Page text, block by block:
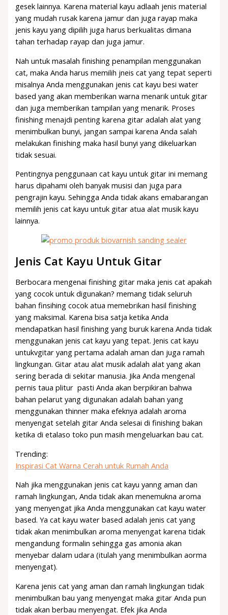
gesek lainnya. Karena material kayu adlaah jenis material
yang mudah rusak karena jamur dan juga rayap maka
jenis kayu yang dipilih juga harus berkualitas dimana
tahan terhadap rayap dan juga jamur.
Nah untuk masalah finishing penampilan menggunakan
cat, maka Anda harus memilih jneis cat yang tepat seperti
misalnya Anda menggunakan jenis cat kayu besi water
based yang akan memberikan warna menarik untuk gitar
dan juga memberikan tampilan yang menarik. Proses
finishing menajdi penting karena gitar adalah alat yang
menimbulkan bunyi, jangan sampai karena Anda salah
melakukan finishing maka hasil bunyi yang dikeluarkan
tidak sesuai.
Pentingnya penggunaan cat kayu untuk gitar ini memang
harus dipahami oleh banyak musisi dan juga para
pengrajin kayu. Sehingga Anda tidak akans emabarangan
memilih jenis cat kayu untuk gitar atua alat musik kayu
lainnya.
Jenis Cat Kayu Untuk Gitar
Berbocara mengenai finishing gitar maka jenis cat apakah
yang cocok untuk digunakan? memang tidak seluruh
bahan finsihing cocok atua memebrikan hasil finishing
yang maksimal. Karena bisa satja ketika Anda
mendapatkan hasil finishing yang buruk karena Anda tidak
menggunakan jenis cat kayu yang tepat. Jenis cat kayu
untukvgitar yang pertama adalah aman dan juga ramah
lingkungan. Gitar atau alat musik adalah alat yang akan
sering berada di sekitar manusia. Jika Anda mengenal
pernis taua plitur pasti Anda akan berpikiran bahwa
bahan pelarut yang digunakan adalah bahan yang
menggunakan thinner maka efeknya adalah aroma
menyengat setelah gitar Anda selesai di finishing bakan
ketika di etalaso toko pun masih mengeluarkan bau cat.
Trending:
Inspirasi Cat Warna Cerah untuk Rumah Anda
Nah jika menggunakan jenis cat kayu yanng aman dan
ramah lingkungan, Anda tidak akan menemukna aroma
yang menyengat jika Anda menggunakan cat kayu water
based. Ya cat kayu water based adalah jenis cat yang
tidak akan menimbulkan aroma menyengat karena tidak
mengandung formalin sehingga gas amonia akan
menyebar dalam udara (itulah yang menimbulkan aorma
menyengat).
Karena jenis cat yang aman dan ramah lingkungan tidak
menimbulkan bau yang menyengat maka gitar Anda pun
tidak akan berbau menyengat. Efek jika Anda